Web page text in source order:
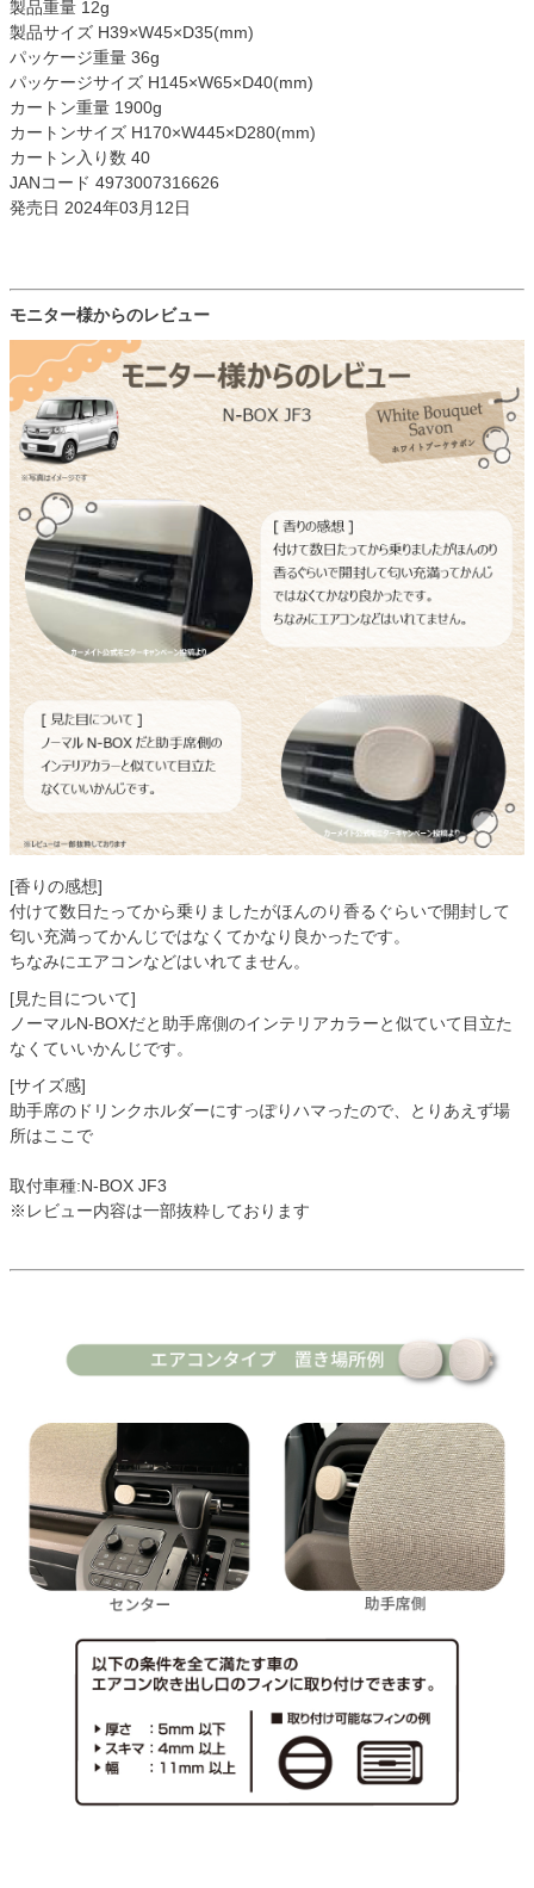
製品重量 12g
製品サイズ H39×W45×D35(mm)
パッケージ重量 36g
パッケージサイズ H145×W65×D40(mm)
カートン重量 1900g
カートンサイズ H170×W445×D280(mm)
カートン入り数 40
JANコード 4973007316626
発売日 2024年03月12日
モニター様からのレビュー
[香りの感想]
付けて数日たってから乗りましたがほんのり香るぐらいで開封して
匂い充満ってかんじではなくてかなり良かったです。
ちなみにエアコンなどはいれてません。
[見た目について]
ノーマルN-BOXだと助手席側のインテリアカラーと似ていて目立た
なくていいかんじです。
[サイズ感]
助手席のドリンクホルダーにすっぽりハマったので、とりあえず場
所はここで
取付車種:N-BOX JF3
※レビュー内容は一部抜粋しております